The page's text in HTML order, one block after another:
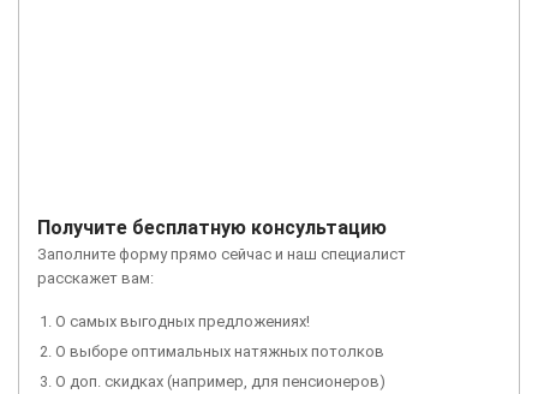
Получите бесплатную консультацию
Заполните форму прямо сейчас и наш специалист
расскажет вам:
О самых выгодных предложениях!
О выборе оптимальных натяжных потолков
О доп. скидках (например, для пенсионеров)